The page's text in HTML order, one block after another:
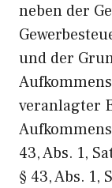
neben der
und der
veranlagter
43, Abs. 1,
§ 43, Abs. 1,